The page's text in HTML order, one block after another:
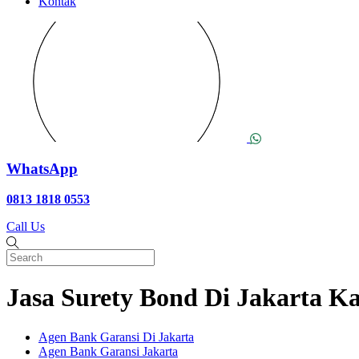
WhatsApp
0813 1818 0553
Call Us
Jasa Surety Bond Di Jakarta
Agen Bank Garansi Di Jakarta
Agen Bank Garansi Jakarta